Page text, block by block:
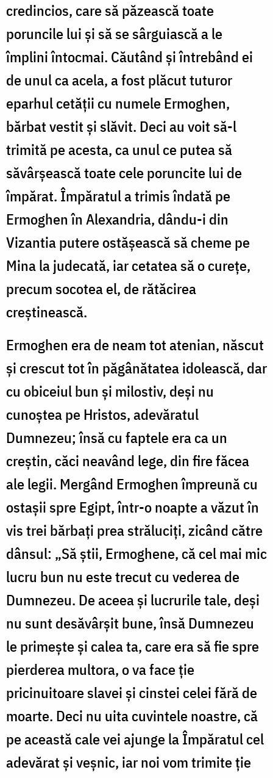
credincios, care să păzească toate
poruncile lui și să se sârguiască a le
împlini întocmai. Căutând și întrebând ei
de unul ca acela, a fost plăcut tuturor
eparhul cetății cu numele Ermoghen,
bărbat vestit și slăvit. Deci au voit să-l
trimită pe acesta, ca unul ce putea să
săvârșească toate cele poruncite lui de
împărat. Împăratul a trimis îndată pe
Ermoghen în Alexandria, dându-i din
Vizantia putere ostășească să cheme pe
Mina la judecată, iar cetatea să o curețe,
precum socotea el, de rătăcirea
creștinească.
Ermoghen era de neam tot atenian, născut
și crescut tot în păgânătatea idolească, dar
cu obiceiul bun și milostiv, deși nu
cunoștea pe Hristos, adevăratul
Dumnezeu; însă cu faptele era ca un
creștin, căci neavând lege, din fire făcea
ale legii. Mergând Ermoghen împreună cu
ostașii spre Egipt, într-o noapte a văzut în
vis trei bărbați prea străluciți, zicând către
dânsul: „Să știi, Ermoghene, că cel mai mic
lucru bun nu este trecut cu vederea de
Dumnezeu. De aceea și lucrurile tale, deși
nu sunt desăvârșit bune, însă Dumnezeu
le primește și calea ta, care era să fie spre
pierderea multora, o va face ție
pricinuitoare slavei și cinstei celei fără de
moarte. Deci nu uita cuvintele noastre, că
pe această cale vei ajunge la Împăratul cel
adevărat și veșnic, iar noi vom trimite ție